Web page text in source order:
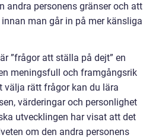
andra personens gränser och att
man går in på mer känsliga
”frågor att ställa på dejt” en
meningsfull och framgångsrik
välja rätt frågor kan du lära
värderingar och personlighet
utvecklingen har visat att det
om den andra personens